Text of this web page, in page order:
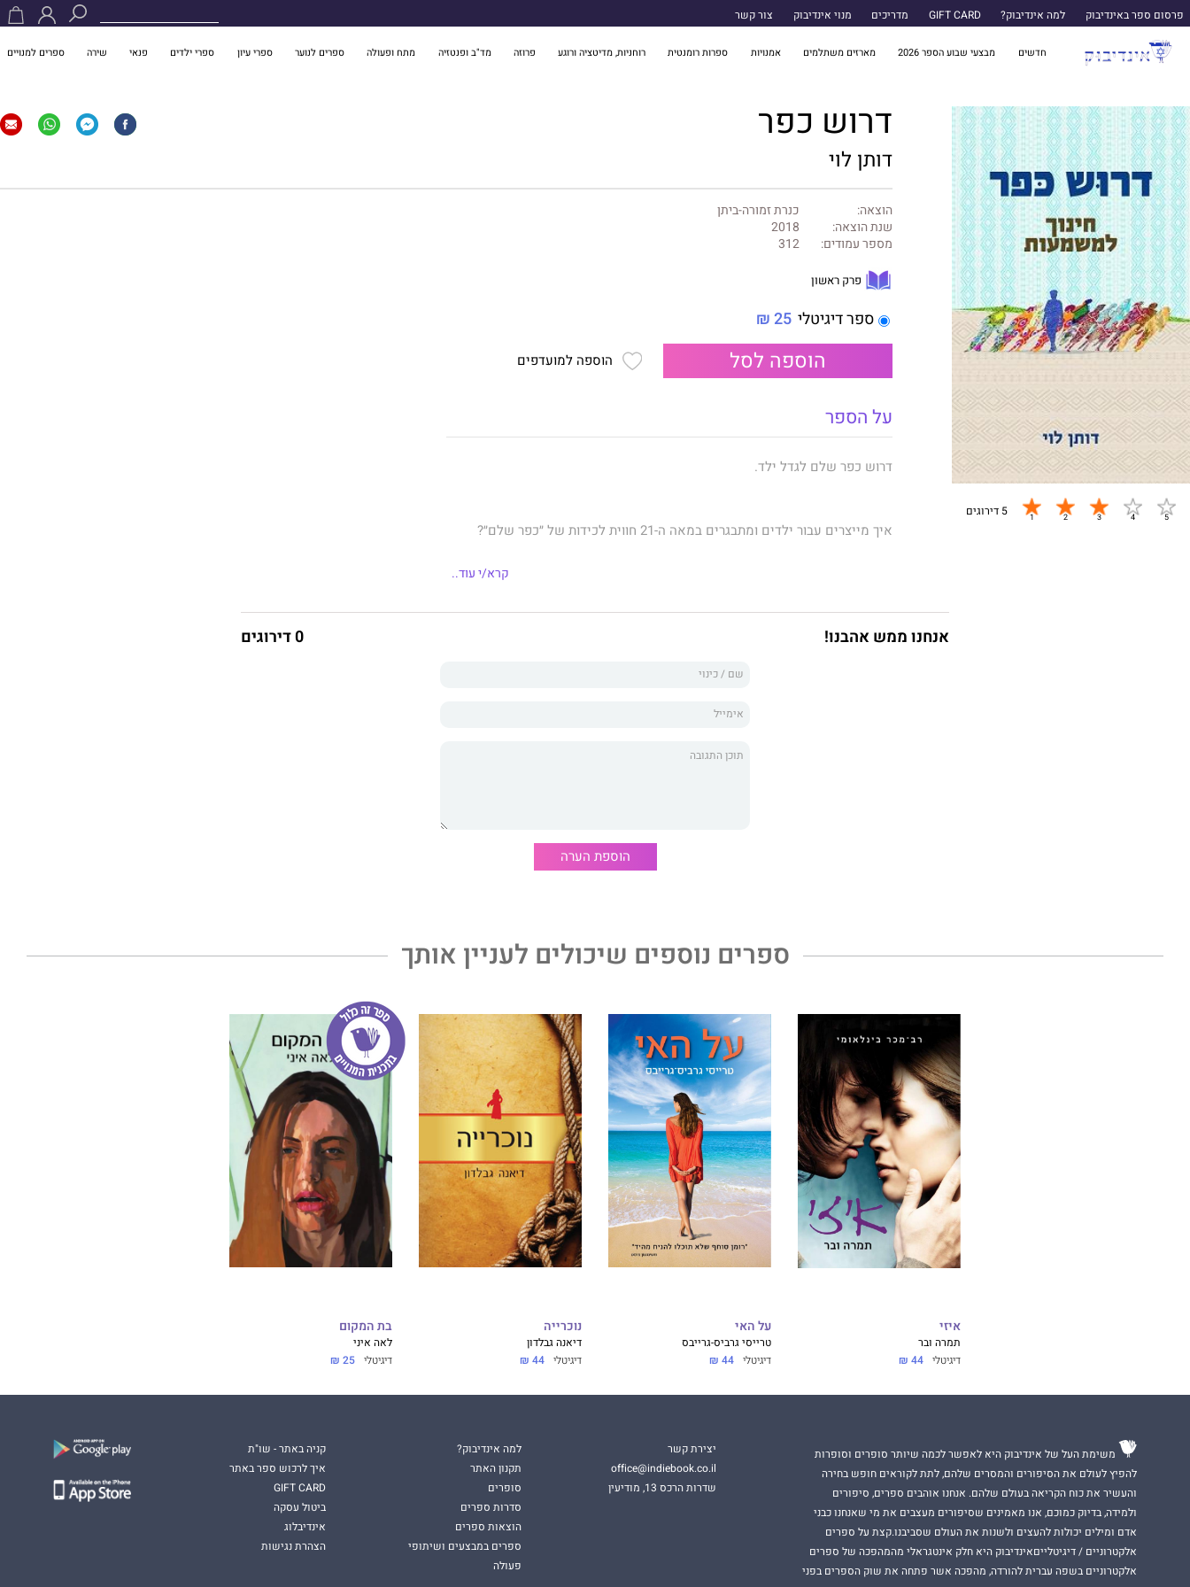
פרסום ספר באינדיבוק למה אינדיבוק? GIFT CARD מדריכים מנוי אינדיבוק צור קשר
חדשים מבצעי שבוע הספר 2026 מארזים משתלמים אמנויות ספרות רומנטית רוחניות, מדיטציה ורוגע פרוזה מד"ב ופנטזיה מתח ופעולה ספרים לנוער ספרי עיון ספרי ילדים פנאי שירה ספרים למנויים
5 דירוגים
דרוש כפר
דותן לוי
הוצאה:
כנרת זמורה-ביתן
שנת הוצאה:
2018
מספר עמודים:
312
פרק ראשון
ספר דיגיטלי 25 ₪
הוספה לסל הוספה למועדפים
על הספר
דרוש כפר שלם לגדל ילד.
איך מייצרים עבור ילדים ומתבגרים במאה ה-21 חווית לכידות של ״כפר שלם״?
השלם, מה תפקיד המחנכים ומהו מקומם של הילדים והמתבגרים?
זו הזמנה למסע משותף שבו ננסה לנווט בין המבוכים של גיל ההתבגרות, המזמנים
רגע נתון. נרשה לעצמנו להיות נבוכים מעט ולסמן כיוון ודרך, שיסודם באותנטיות
מזה עשור עומד בראש מכון חינוך ״דרך כפר״.
״אני בטוח ש דרוש כפר
יעניק לקוראים השראה שיש בה תובנות שכלתניות וזיקות
נפשיות, שיהא בהן להעשיר ולהגביה את גישתם לחינוך ולהכרה שאכן לחברה
ולחינוך - דרוש כפר.״
פרופ׳ ישעיהו תדמור, יו״ר התנועה להעצמת הרוח בחינוך
״דרך כפר״ מאגדת בתוכה אנשי ונשות חינוך, המאמינים בחברה ישראלית טובה יותר
ופועלים בשדה החינוכי טיפולי עם עשרות תיכונים וכפרי נוער בפריפריה החברתית
והגיאוגרפית. זאת במטרה ליצור למתבגרים חוויית חינוך משמעותית שתתרום באופן
קרא/י עוד..
אנחנו ממש אהבנו! 0 דירוגים
הוספת הערה
ספרים נוספים שיכולים לעניין אותך
איזי
תמרה ובר
דיגיטלי 44 ₪
על האי
טרייסי גרביס-גרייבס
דיגיטלי 44 ₪
נוכרייה
דיאנה גבלדון
דיגיטלי 44 ₪
בת המקום
לאה איני
דיגיטלי 25 ₪
משימת העל של אינדיבוק היא לאפשר לכמה שיותר סופרים וסופרות
להפיץ לעולם את הסיפורים והמסרים שלהם, לתת לקוראים חופש בחירה
והעשיר את כוח הקריאה בעולם שלהם. אנחנו אוהבים ספרים, סיפורים
ולמידה, בדיוק כמוכם, אנו מאמינים שסיפורים מעצבים את מי שאנחנו כבני
אדם ומילים יכולות להעצים ולשנות את העולם שסביבנו.קצת על ספרים
אלקטרוניים / דיגיטלייםאינדיבוק היא חלק אינטגראלי מהמהפכה של ספרים
אלקטרוניים בשפה עברית להורדה, מהפכה אשר פתחה את שוק הספרים בפני
יצירת קשר
office@indiebook.co.il
שדרות הרכס 13, מודיעין
למה אינדיבוק?
תקנון האתר
סופרים
סדרות ספרים
הוצאות ספרים
ספרים במבצעים ושיתופי
פעולה
קניה באתר - שו"ת
איך לרכוש ספר באתר
GIFT CARD
ביטול עסקה
אינדיבלוג
הצהרת נגישות